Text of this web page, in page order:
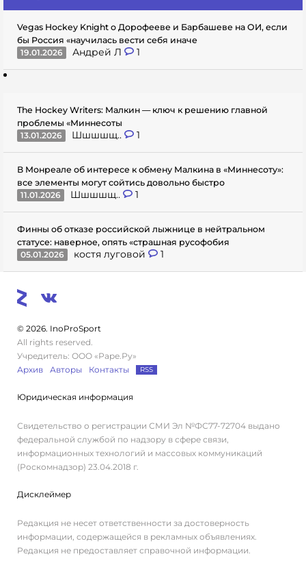
Vegas Hockey Knight о Дорофееве и Барбашеве на ОИ, если
бы Россия «научилась вести себя иначе
19.01.2026
Андрей Л 1
The Hockey Writers: Малкин — ключ к решению главной
проблемы «Миннесоты
13.01.2026
Шшшшщ.. 1
В Монреале об интересе к обмену Малкина в «Миннесоту»:
все элементы могут сойтись довольно быстро
11.01.2026
Шшшшщ.. 1
Финны об отказе российской лыжнице в нейтральном
статусе: наверное, опять «страшная русофобия
05.01.2026
костя луговой 1
© 2026. InoProSport
All rights reserved.
Учредитель: ООО «Раре.Ру»
Архив
Авторы Контакты RSS
Юридическая информация
Свидетельство о регистрации СМИ Эл №ФС77-72704 выдано
федеральной службой по надзору в сфере связи,
информационных технологий и массовых коммуникаций
(Роскомнадзор) 23.04.2018 г.
Дисклеймер
Редакция не несет ответственности за достоверность
информации, содержащейся в рекламных объявлениях.
Редакция не предоставляет справочной информации.